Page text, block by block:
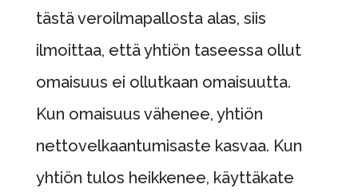
tästä veroilmapallosta alas, siis
ilmoittaa, että yhtiön taseessa ollut
omaisuus ei ollutkaan omaisuutta.
Kun omaisuus vähenee, yhtiön
nettovelkaantumisaste kasvaa. Kun
yhtiön tulos heikkenee, käyttäkate